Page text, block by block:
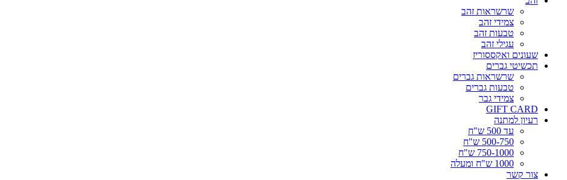
שרשראות זהב
צמידי זהב
טבעות זהב
עגילי זהב
שעונים ואקססוריז
תכשיטי גברים
שרשראות גברים
טבעות גברים
צמידי גבר
GIFT CARD
רעיון למתנה
עד 500 ש"ח
500-750 ש"ח
750-1000 ש"ח
1000 ש"ח ומעלה
צור קשר